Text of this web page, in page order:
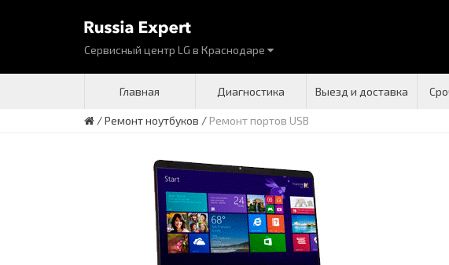
Сервисный центр LG в Краснодаре
Главная Диагностика Выезд и доставка
/Ремонт ноутбуков /Ремонт портов USB